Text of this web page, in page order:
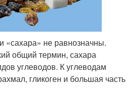
«сахара» не равнозначны.
общий термин, сахара
углеводов. К углеводам
гликоген и большая часть